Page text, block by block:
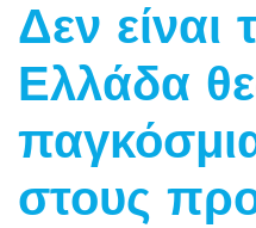
Δεν είναι
Ελλάδα
στους